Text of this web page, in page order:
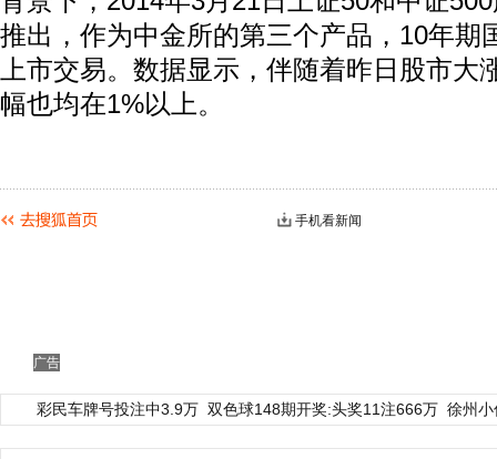
推出，作为中金所的第三个产品，10年期
上市交易。数据显示，伴随着昨日股市大
幅也均在1%以上。
手机看新闻
广告
彩民车牌号投注中3.9万 双色球148期开奖:头奖11注666万 徐州